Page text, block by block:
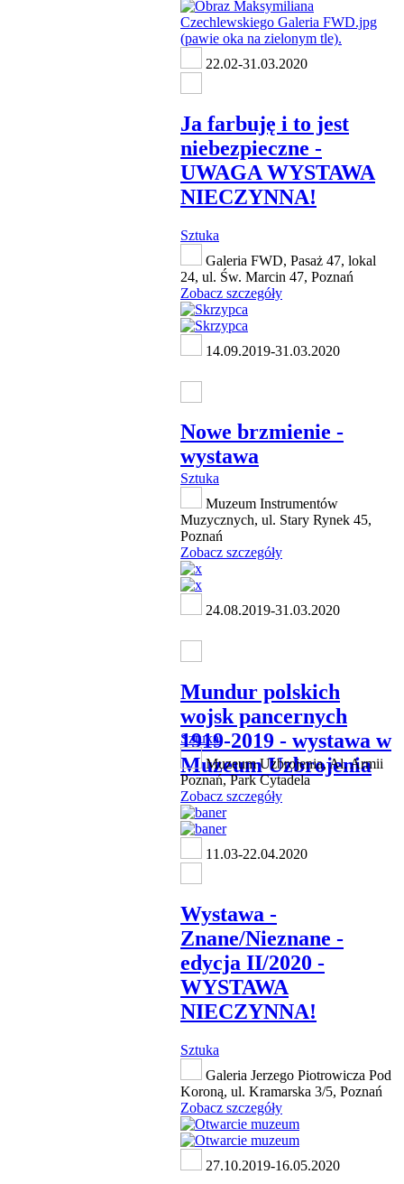
22.02-31.03.2020
Ja farbuję i to jest
niebezpieczne -
UWAGA WYSTAWA
NIECZYNNA!
Sztuka
Galeria FWD, Pasaż 47, lokal
24, ul. Św. Marcin 47, Poznań
Zobacz szczegóły
14.09.2019-31.03.2020
Nowe brzmienie -
wystawa
Sztuka
Muzeum Instrumentów
Muzycznych, ul. Stary Rynek 45,
Poznań
Zobacz szczegóły
24.08.2019-31.03.2020
Mundur polskich
wojsk pancernych
1919-2019 - wystawa w
Muzeum Uzbrojenia
Sztuka
Muzeum Uzbrojenia, Al. Armii
Poznań, Park Cytadela
Zobacz szczegóły
11.03-22.04.2020
Wystawa -
Znane/Nieznane -
edycja II/2020 -
WYSTAWA
NIECZYNNA!
Sztuka
Galeria Jerzego Piotrowicza Pod
Koroną, ul. Kramarska 3/5, Poznań
Zobacz szczegóły
27.10.2019-16.05.2020